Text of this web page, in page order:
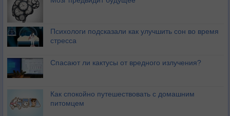
Психологи подсказали как улучшить сон во время
стресса
Спасают ли кактусы от вредного излучения?
Как спокойно путешествовать с домашним
питомцем